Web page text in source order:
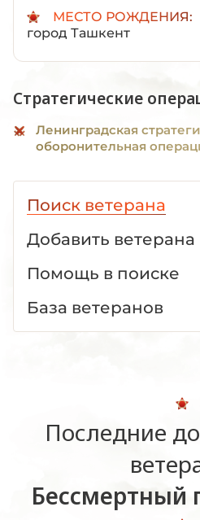
МЕСТО РОЖДЕНИЯ:
город Ташкент
Стратегические
Ленинградская
оборонительная
Поиск ветерана
Добавить ветерана
Помощь в поиске
База ветеранов
Последние
Бессмертный